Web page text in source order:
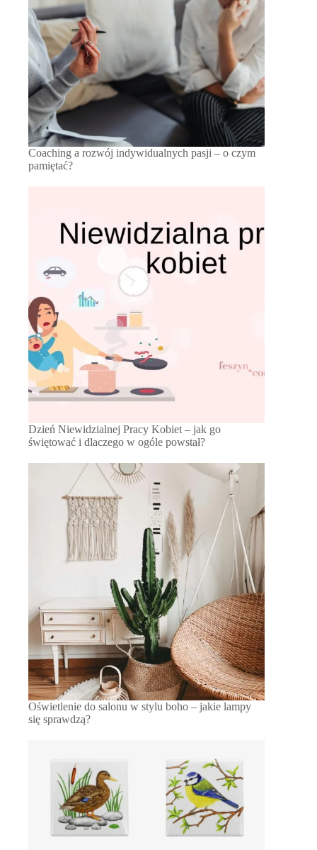
Coaching a rozwój indywidualnych pasji – o czym
pamiętać?
Dzień Niewidzialnej Pracy Kobiet – jak go
świętować i dlaczego w ogóle powstał?
Oświetlenie do salonu w stylu boho – jakie lampy
się sprawdzą?